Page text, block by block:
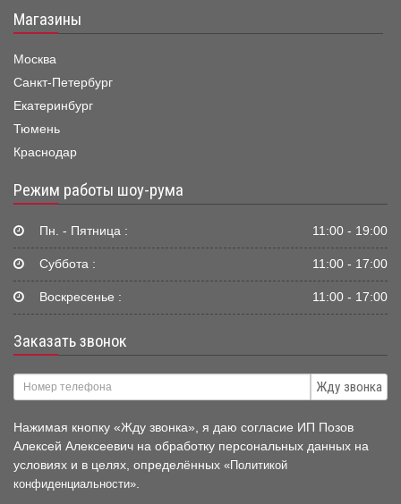
Магазины
Москва
Санкт-Петербург
Екатеринбург
Тюмень
Краснодар
Режим работы шоу-рума
Пн. - Пятница : 11:00 - 19:00
Суббота : 11:00 - 17:00
Воскресенье : 11:00 - 17:00
Заказать звонок
Жду звонка
Нажимая кнопку «Жду звонка», я даю согласие ИП Позов
Алексей Алексеевич на обработку персональных данных на
условиях и в целях, определённых «Политикой
конфиденциальности».